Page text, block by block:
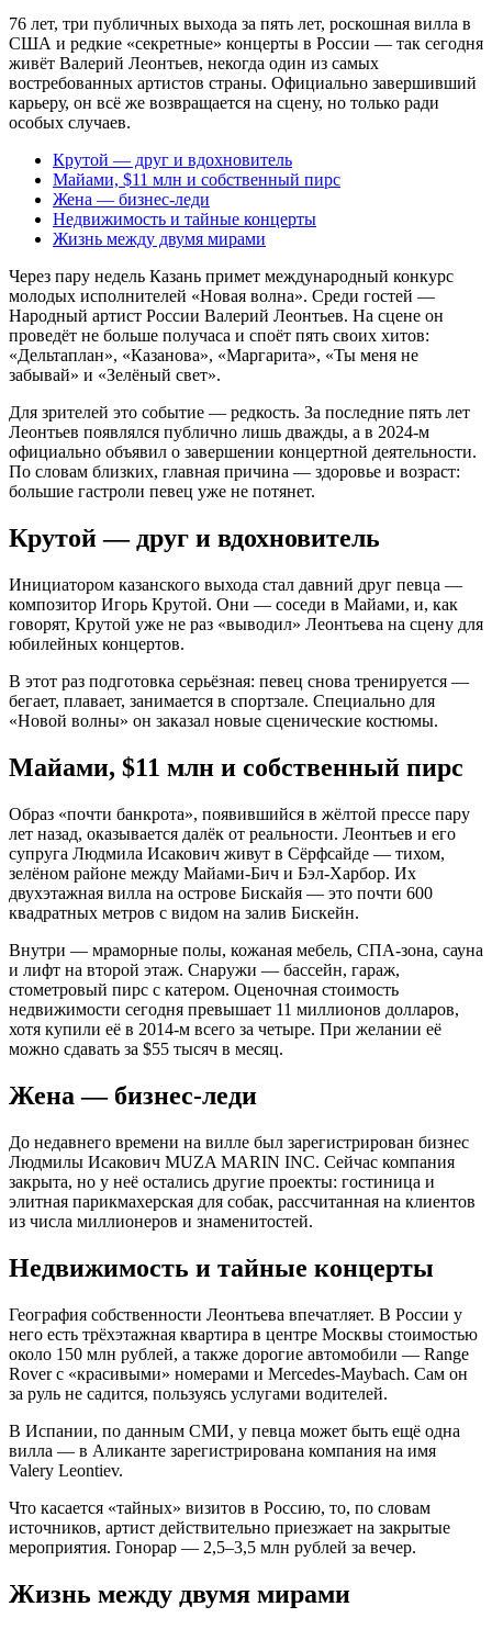
76 лет, три публичных выхода за пять лет, роскошная вилла в
США и редкие «секретные» концерты в России — так сегодня
живёт Валерий Леонтьев, некогда один из самых
востребованных артистов страны. Официально завершивший
карьеру, он всё же возвращается на сцену, но только ради
особых случаев.
Крутой — друг и вдохновитель
Майами, $11 млн и собственный пирс
Жена — бизнес-леди
Недвижимость и тайные концерты
Жизнь между двумя мирами
Через пару недель Казань примет международный конкурс
молодых исполнителей «Новая волна». Среди гостей —
Народный артист России Валерий Леонтьев. На сцене он
проведёт не больше получаса и споёт пять своих хитов:
«Дельтаплан», «Казанова», «Маргарита», «Ты меня не
забывай» и «Зелёный свет».
Для зрителей это событие — редкость. За последние пять лет
Леонтьев появлялся публично лишь дважды, а в 2024-м
официально объявил о завершении концертной деятельности.
По словам близких, главная причина — здоровье и возраст:
большие гастроли певец уже не потянет.
Крутой — друг и вдохновитель
Инициатором казанского выхода стал давний друг певца —
композитор Игорь Крутой. Они — соседи в Майами, и, как
говорят, Крутой уже не раз «выводил» Леонтьева на сцену для
юбилейных концертов.
В этот раз подготовка серьёзная: певец снова тренируется —
бегает, плавает, занимается в спортзале. Специально для
«Новой волны» он заказал новые сценические костюмы.
Майами, $11 млн и собственный пирс
Образ «почти банкрота», появившийся в жёлтой прессе пару
лет назад, оказывается далёк от реальности. Леонтьев и его
супруга Людмила Исакович живут в Сёрфсайде — тихом,
зелёном районе между Майами-Бич и Бэл-Харбор. Их
двухэтажная вилла на острове Бискайя — это почти 600
квадратных метров с видом на залив Бискейн.
Внутри — мраморные полы, кожаная мебель, СПА-зона, сауна
и лифт на второй этаж. Снаружи — бассейн, гараж,
стометровый пирс с катером. Оценочная стоимость
недвижимости сегодня превышает 11 миллионов долларов,
хотя купили её в 2014-м всего за четыре. При желании её
можно сдавать за $55 тысяч в месяц.
Жена — бизнес-леди
До недавнего времени на вилле был зарегистрирован бизнес
Людмилы Исакович MUZA MARIN INC. Сейчас компания
закрыта, но у неё остались другие проекты: гостиница и
элитная парикмахерская для собак, рассчитанная на клиентов
из числа миллионеров и знаменитостей.
Недвижимость и тайные концерты
География собственности Леонтьева впечатляет. В России у
него есть трёхэтажная квартира в центре Москвы стоимостью
около 150 млн рублей, а также дорогие автомобили — Range
Rover с «красивыми» номерами и Mercedes-Maybach. Сам он
за руль не садится, пользуясь услугами водителей.
В Испании, по данным СМИ, у певца может быть ещё одна
вилла — в Аликанте зарегистрирована компания на имя
Valery Leontiev.
Что касается «тайных» визитов в Россию, то, по словам
источников, артист действительно приезжает на закрытые
мероприятия. Гонорар — 2,5–3,5 млн рублей за вечер.
Жизнь между двумя мирами